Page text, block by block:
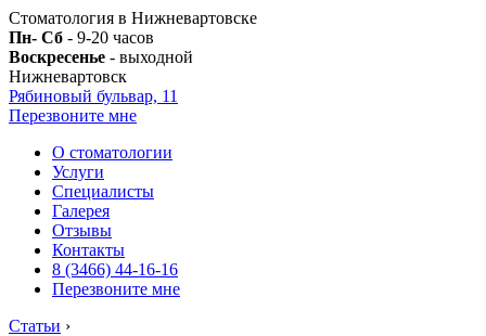
Стоматология в Нижневартовске
Пн- Сб - 9-20 часов
Воскресенье - выходной
Нижневартовск
Рябиновый бульвар, 11
Перезвоните мне
О стоматологии
Услуги
Специалисты
Галерея
Отзывы
Контакты
8 (3466) 44-16-16
Перезвоните мне
Статьи ›